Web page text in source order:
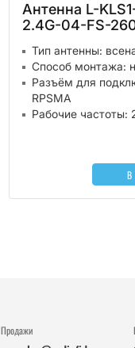
Антенна L-
2.4G-04-FS-
Тип антенны:
Способ монтажа:
Разъём для
RPSMA
Рабочие частоты:
В
Продажи